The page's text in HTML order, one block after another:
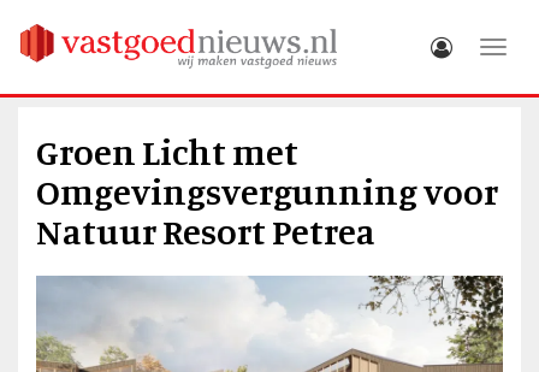
Groen Licht met
Omgevingsvergunning voor
Natuur Resort Petrea